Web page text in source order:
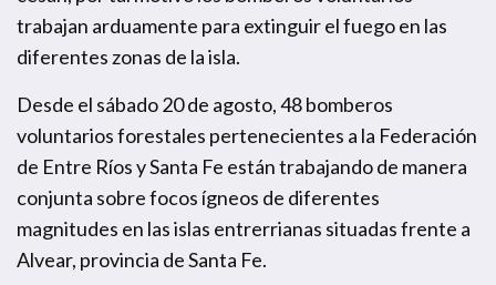
trabajan arduamente para extinguir el fuego en las
diferentes zonas de la isla.
Desde el sábado 20 de agosto, 48 bomberos
voluntarios forestales pertenecientes a la Federación
de Entre Ríos y Santa Fe están trabajando de manera
conjunta sobre focos ígneos de diferentes
magnitudes en las islas entrerrianas situadas frente a
Alvear, provincia de Santa Fe.